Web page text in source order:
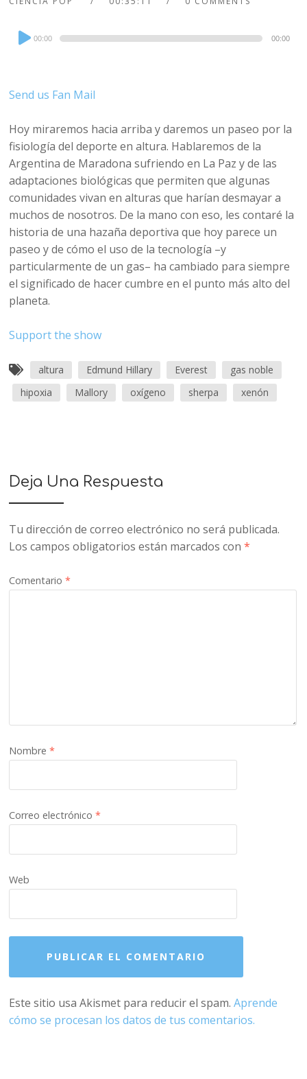
Audio
Player
00:00 00:00
Send us Fan Mail
Hoy miraremos hacia arriba y daremos un paseo por la
fisiología del deporte en altura. Hablaremos de la
Argentina de Maradona sufriendo en La Paz y de las
adaptaciones biológicas que permiten que algunas
comunidades vivan en alturas que harían desmayar a
muchos de nosotros. De la mano con eso, les contaré la
historia de una hazaña deportiva que hoy parece un
paseo y de cómo el uso de la tecnología –y
particularmente de un gas– ha cambiado para siempre
el significado de hacer cumbre en el punto más alto del
planeta.
Support the show
altura Edmund Hillary Everest
gas noble
hipoxia
Mallory oxígeno sherpa xenón
Deja Una Respuesta
Tu dirección de correo electrónico no será publicada.
Los campos obligatorios están marcados con*
Comentario*
Nombre*
Correo electrónico*
Web
Este sitio usa Akismet para reducir el spam.Aprende
cómo se procesan los datos de tus comentarios.